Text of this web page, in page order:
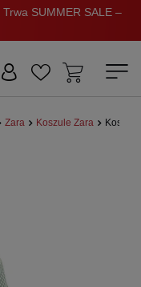
Trwa SUMMER SALE –
Zara Koszule Zara